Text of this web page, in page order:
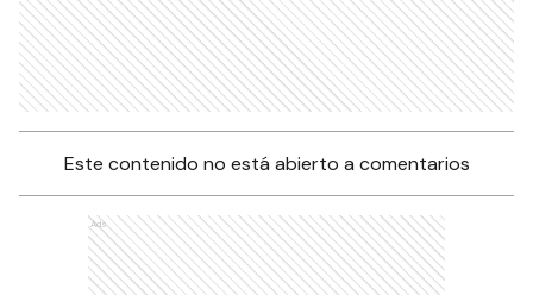
Este contenido no está abierto a comentarios
Ads